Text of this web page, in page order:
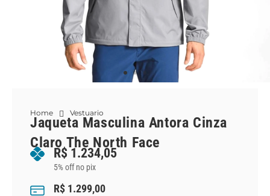
Home Vestuario
Jaqueta Masculina Antora Cinza
Claro The North Face
R$ 1.234,05
5% off no pix
R$ 1.299,00